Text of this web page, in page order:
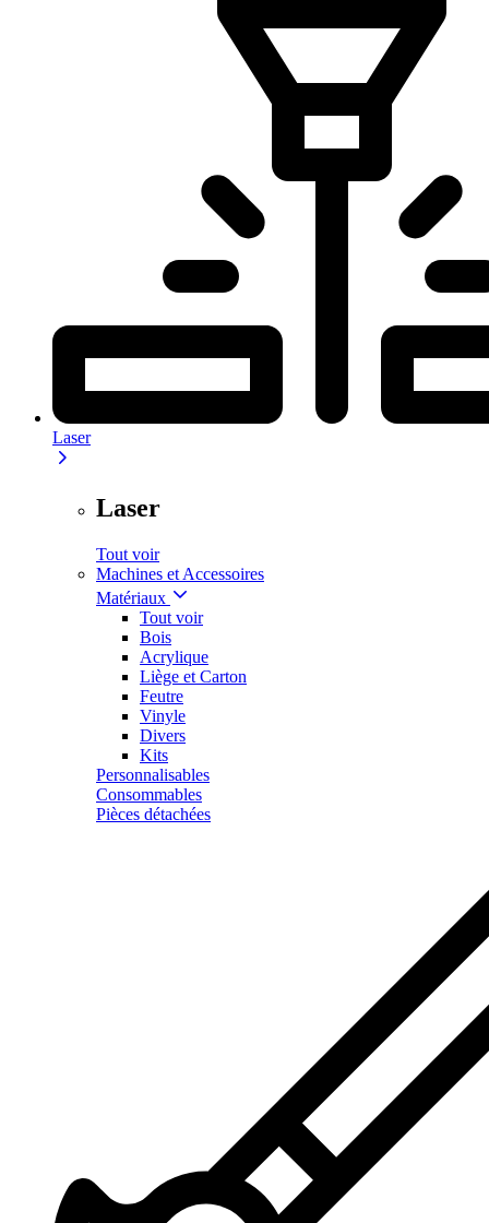
Laser
Laser
Tout voir
Machines et Accessoires
Matériaux
Tout voir
Bois
Acrylique
Liège et Carton
Feutre
Vinyle
Divers
Kits
Personnalisables
Consommables
Pièces détachées